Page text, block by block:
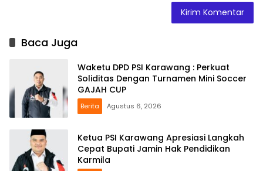
Baca Juga
Waketu DPD PSI Karawang : Perkuat
Soliditas Dengan Turnamen Mini Soccer
GAJAH CUP
Berita Agustus 6, 2026
Ketua PSI Karawang Apresiasi Langkah
Cepat Bupati Jamin Hak Pendidikan
Karmila